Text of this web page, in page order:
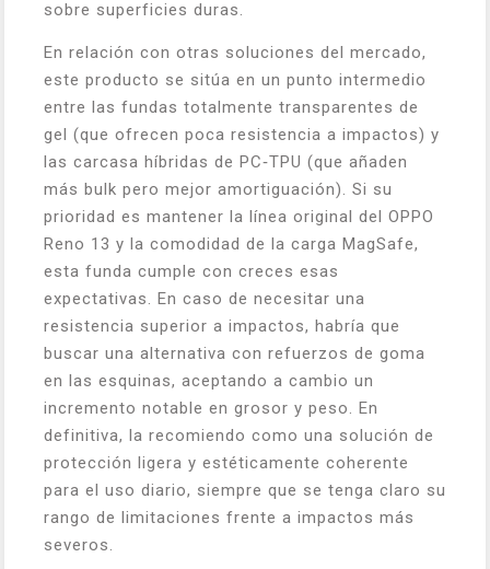
sobre superficies duras.
En relación con otras soluciones del mercado,
este producto se sitúa en un punto intermedio
entre las fundas totalmente transparentes de
gel (que ofrecen poca resistencia a impactos) y
las carcasa híbridas de PC‑TPU (que añaden
más bulk pero mejor amortiguación). Si su
prioridad es mantener la línea original del OPPO
Reno 13 y la comodidad de la carga MagSafe,
esta funda cumple con creces esas
expectativas. En caso de necesitar una
resistencia superior a impactos, habría que
buscar una alternativa con refuerzos de goma
en las esquinas, aceptando a cambio un
incremento notable en grosor y peso. En
definitiva, la recomiendo como una solución de
protección ligera y estéticamente coherente
para el uso diario, siempre que se tenga claro su
rango de limitaciones frente a impactos más
severos.